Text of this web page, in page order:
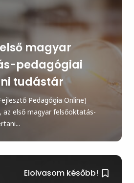
magyar
pedagógiai
tudástár
Pedagógia Online)
az első magyar felsőoktatás-
Elolvasom később!